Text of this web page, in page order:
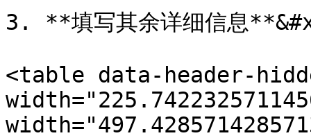
3. **填写其余详细信息
<table data-header-